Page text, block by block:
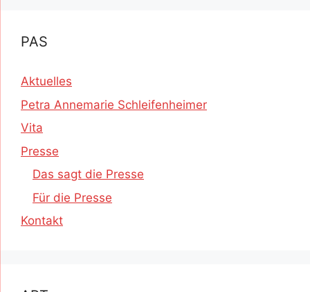
PAS
Aktuelles
Petra Annemarie Schleifenheimer
Vita
Presse
Das sagt die Presse
Für die Presse
Kontakt